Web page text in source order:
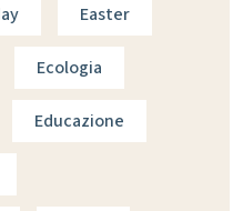
Easter
Ecologia
Educazione